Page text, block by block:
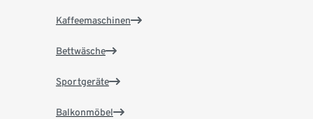
Kaffeemaschinen
Bettwäsche
Sportgeräte
Balkonmöbel